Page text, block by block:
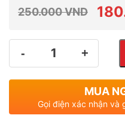
dựa trên
đánh giá
250.000VND
gốc
hiện
MUA
Gọi điện xác nhận và